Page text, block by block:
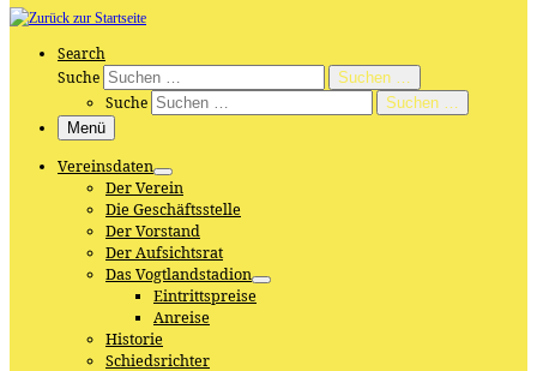
Search
Suche
Suchen …
Suche
Suchen …
Menü
Vereinsdaten
Der Verein
Die Geschäftsstelle
Der Vorstand
Der Aufsichtsrat
Das Vogtlandstadion
Eintrittspreise
Anreise
Historie
Schiedsrichter